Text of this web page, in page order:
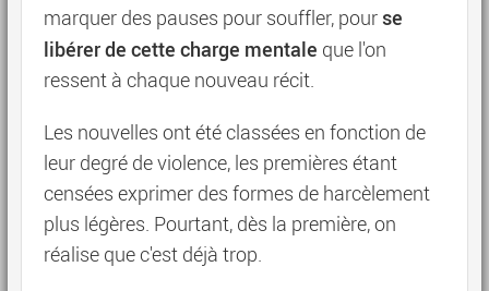
marquer des pauses pour souffler, pourse
libérer de cette charge mentale que l'on
ressent à chaque nouveau récit.
Les nouvelles ont été classées en fonction de
leur degré de violence, les premières étant
censées exprimer des formes de harcèlement
plus légères. Pourtant, dès la première, on
réalise que c'est déjà trop.